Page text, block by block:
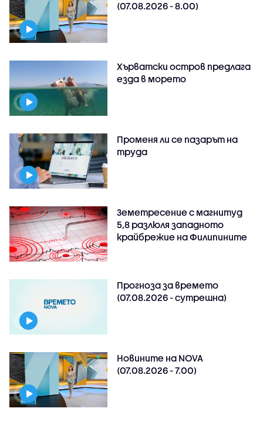
(07.08.2026 - 8.00)
Хърватски остров предлага
езда в морето
Променя ли се пазарът на
труда
Земетресение с магнитуд
5,8 разлюля западното
крайбрежие на Филипините
Прогноза за времето
(07.08.2026 - сутрешна)
Новините на NOVA
(07.08.2026 - 7.00)